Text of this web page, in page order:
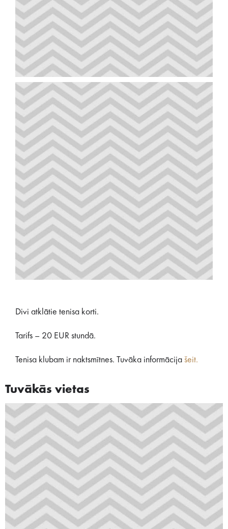
Divi atklātie tenisa korti.
Tarifs – 20 EUR stundā.
Tenisa klubam ir naktsmītnes. Tuvāka informācija šeit.
Tuvākās vietas